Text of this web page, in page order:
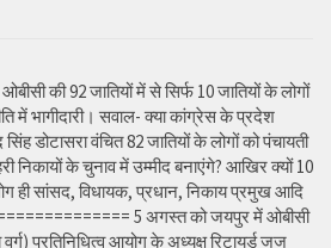
की 92 जातियों में से सिर्फ 10 जातियों के लोगों
में भागीदारी। सवाल- क्या कांग्रेस के प्रदेश
सिंह डोटासरा वंचित 82 जातियों के लोगों को पंचायती
निकायों के चुनाव में उम्मीद बनाएंगे? आखिर क्यों 10
ही सांसद, विधायक, प्रधान, निकाय प्रमुख आदि
5 अगस्त को जयपुर में ओबीसी
प्रतिनिधित्व आयोग के अध्यक्ष रिटायर्ड जज